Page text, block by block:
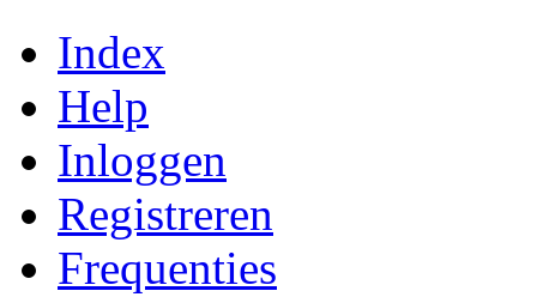
Index
Help
Inloggen
Registreren
Frequenties